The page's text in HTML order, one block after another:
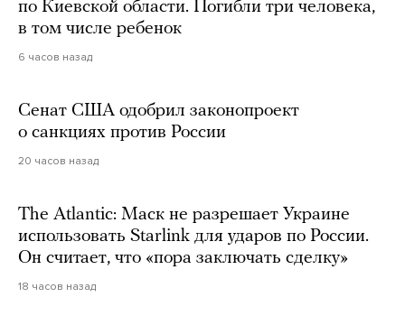
по Киевской области. Погибли три человека,
в том числе ребенок
6 часов назад
Сенат США одобрил законопроект
о санкциях против России
20 часов назад
The Atlantic: Маск не разрешает Украине
использовать Starlink для ударов по России.
Он считает, что «пора заключать сделку»
18 часов назад